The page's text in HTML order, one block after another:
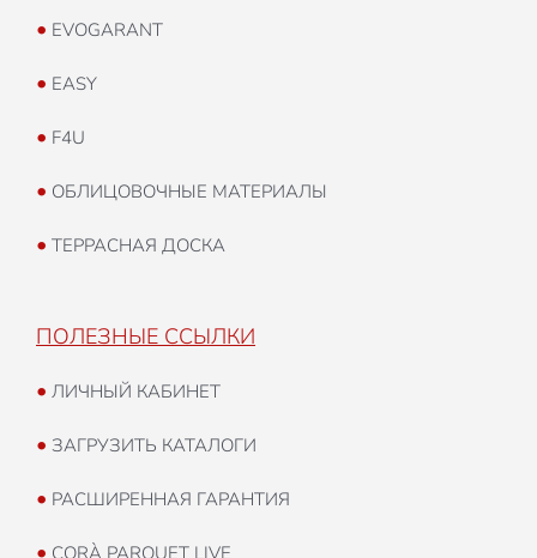
• EVOGARANT
• EASY
• F4U
• ОБЛИЦОВОЧНЫЕ МАТЕРИАЛЫ
• ТЕРРАСНАЯ ДОСКА
ПОЛЕЗНЫЕ ССЫЛКИ
• ЛИЧНЫЙ КАБИНЕТ
• ЗАГРУЗИТЬ КАТАЛОГИ
• РАСШИРЕННАЯ ГАРАНТИЯ
• CORÀ PARQUET LIVE